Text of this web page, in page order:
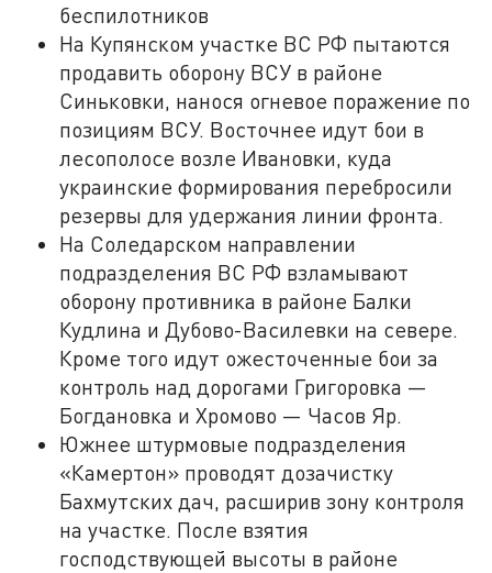
беспилотников
На Купянском участке ВС РФ пытаются
продавить оборону ВСУ в районе
Синьковки, нанося огневое поражение по
позициям ВСУ. Восточнее идут бои в
лесополосе возле Ивановки, куда
украинские формирования перебросили
резервы для удержания линии фронта.
На Соледарском направлении
подразделения ВС РФ взламывают
оборону противника в районе Балки
Кудлина и Дубово-Василевки на севере.
Кроме того идут ожесточенные бои за
контроль над дорогами Григоровка —
Богдановка и Хромово — Часов Яр.
Южнее штурмовые подразделения
«Камертон» проводят дозачистку
Бахмутских дач, расширив зону контроля
на участке. После взятия
господствующей высоты в районе